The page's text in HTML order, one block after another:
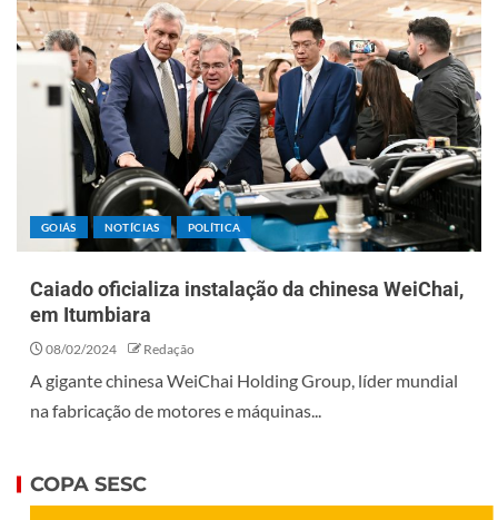
GOIÁS NOTÍCIAS POLÍTICA
Caiado oficializa instalação da chinesa WeiChai,
em Itumbiara
08/02/2024 Redação
A gigante chinesa WeiChai Holding Group, líder mundial
na fabricação de motores e máquinas...
COPA SESC